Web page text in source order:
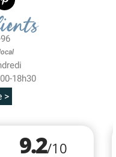
18h30
>